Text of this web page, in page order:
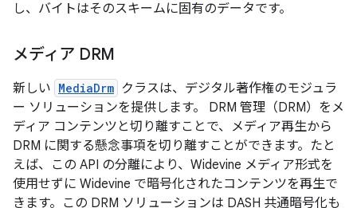
し、バイトはそのスキームに固有のデータです。
メディア DRM
新しい MediaDrm クラスは、デジタル著作権のモジュラ
ー ソリューションを提供します。 DRM 管理（DRM）をメ
ディア コンテンツと切り離すことで、メディア再生から
DRM に関する懸念事項を切り離すことができます。たと
えば、この API の分離により、Widevine メディア形式を
使用せずに Widevine で暗号化されたコンテンツを再生で
きます。この DRM ソリューションは DASH 共通暗号化も